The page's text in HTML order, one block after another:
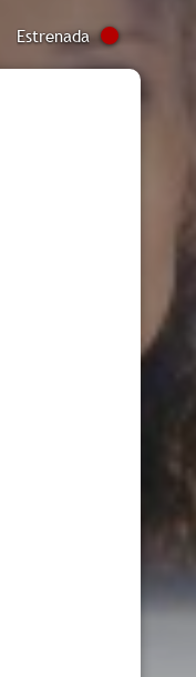
Estrenada